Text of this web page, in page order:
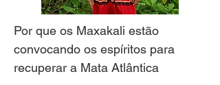
Por que os Maxakali estão
convocando os espíritos para
recuperar a Mata Atlântica